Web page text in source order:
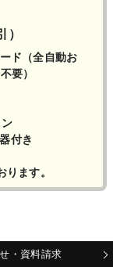
・資料請求
）
ド（全自動お
要）
付き
ます。